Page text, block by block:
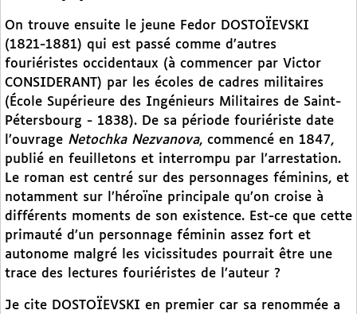
On trouve ensuite le jeune Fedor DOSTOÏEVSKI
(1821-1881) qui est passé comme d’autres
fouriéristes occidentaux (à commencer par Victor
CONSIDERANT) par les écoles de cadres militaires
(École Supérieure des Ingénieurs Militaires de Saint-
Pétersbourg - 1838). De sa période fouriériste date
l’ouvrage Netochka Nezvanova, commencé en 1847,
publié en feuilletons et interrompu par l’arrestation.
Le roman est centré sur des personnages féminins, et
notamment sur l’héroïne principale qu’on croise à
différents moments de son existence. Est-ce que cette
primauté d’un personnage féminin assez fort et
autonome malgré les vicissitudes pourrait être une
trace des lectures fouriéristes de l’auteur ?
Je cite DOSTOÏEVSKI en premier car sa renommée a